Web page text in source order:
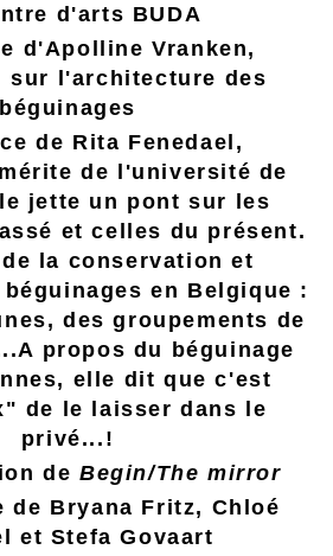
d'arts BUDA
d'Apolline Vranken,
l'architecture des
béguinages
de Rita Fenedael,
de l'université de
jette un pont sur les
et celles du présent.
la conservation et
en Belgique :
des groupements de
propos du béguinage
elle dit que c'est
de le laisser dans le
privé...!
deBegin/The mirror
de Bryana Fritz, Chloé
et Stefa Govaart